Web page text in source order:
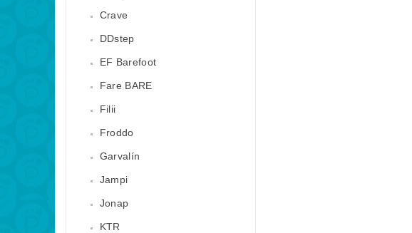
Crave
DDstep
EF Barefoot
Fare BARE
Filii
Froddo
Garvalín
Jampi
Jonap
KTR